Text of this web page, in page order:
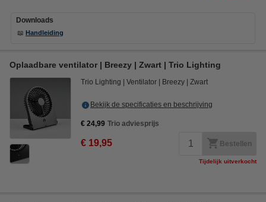
Downloads
📖 Handleiding
Oplaadbare ventilator | Breezy | Zwart | Trio Lighting
Trio Lighting Ventilator Breezy Zwart
Bekijk de specificaties en beschrijving
€ 24,99 Trio adviesprijs
€ 19,95 Bestellen
Tijdelijk uitverkocht